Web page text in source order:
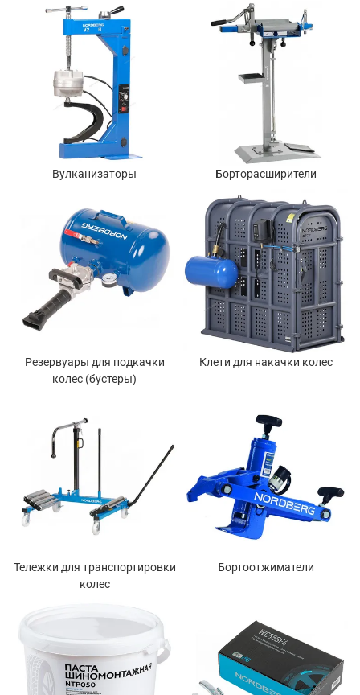
Вулканизаторы Борторасширители
Резервуары для подкачки
колес (бустеры)
Клети для накачки колес
Тележки для транспортировки
колес
Бортоотжиматели